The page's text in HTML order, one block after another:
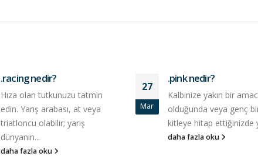
.racing nedir?
Hıza olan tutkunuzu tatmin
edin. Yarış arabası, at veya
triatloncu olabilir; yarış
dünyanın...
daha fazla oku
27
Mar
.pink nedir?
Kalbinize yakın bir
olduğunda veya genç
kitleye hitap ettiğinizde
daha fazla oku